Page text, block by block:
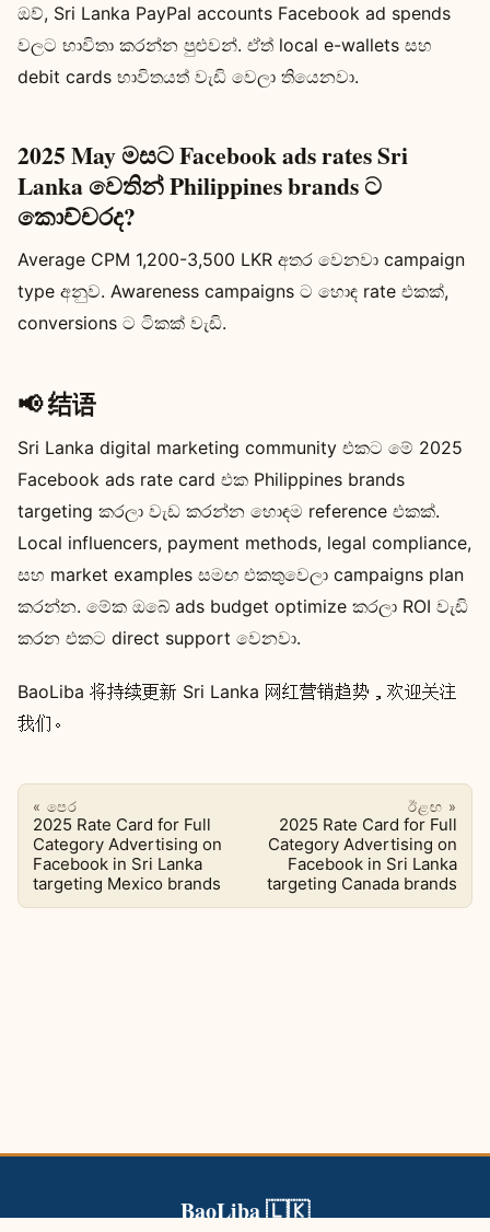
ඔව්, Sri Lanka PayPal accounts Facebook ad spends
වලට භාවිතා කරන්න පුළුවන්. ඒත් local e-wallets සහ
debit cards භාවිතයත් වැඩි වෙලා තියෙනවා.
2025 May මසට Facebook ads rates Sri
Lanka වෙතින් Philippines brands ට
කොච්චරද?
Average CPM 1,200-3,500 LKR අතර වෙනවා campaign
type අනුව. Awareness campaigns ට හොඳ rate එකක්,
conversions ට ටිකක් වැඩි.
📢 结语
Sri Lanka digital marketing community එකට මේ 2025
Facebook ads rate card එක Philippines brands
targeting කරලා වැඩ කරන්න හොඳම reference එකක්.
Local influencers, payment methods, legal compliance,
සහ market examples සමඟ එකතුවෙලා campaigns plan
කරන්න. මේක ඔබේ ads budget optimize කරලා ROI වැඩි
කරන එකට direct support වෙනවා.
BaoLiba 将持续更新 Sri Lanka 网红营销趋势，欢迎关注
我们。
« පෙර
2025 Rate Card for Full
Category Advertising on
Facebook in Sri Lanka
targeting Mexico brands
ඊළඟ »
2025 Rate Card for Full
Category Advertising on
Facebook in Sri Lanka
targeting Canada brands
BaoLiba 🇱🇰